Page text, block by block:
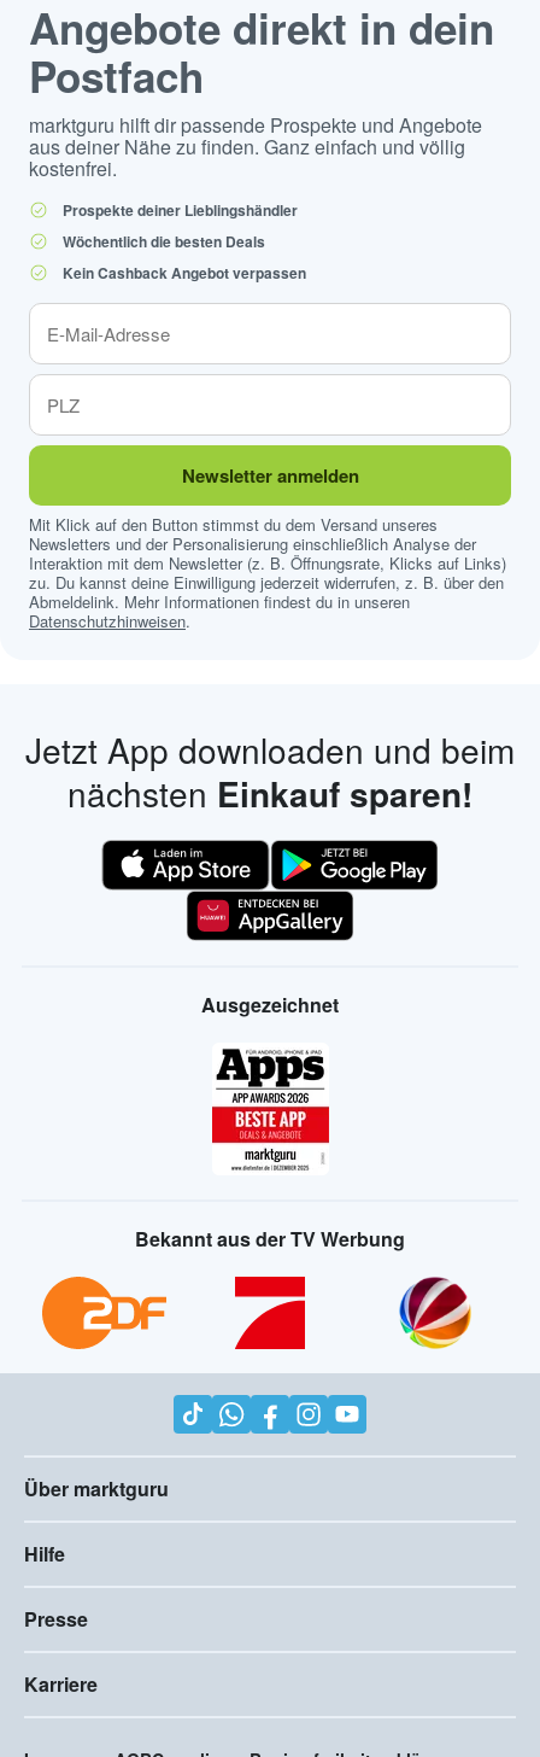
Angebote direkt in dein
Postfach
marktguru hilft dir passende Prospekte und Angebote
aus deiner Nähe zu finden. Ganz einfach und völlig
kostenfrei.
Prospekte deiner Lieblingshändler
Wöchentlich die besten Deals
Kein Cashback Angebot verpassen
Newsletter anmelden
Mit Klick auf den Button stimmst du dem Versand unseres
Newsletters und der Personalisierung einschließlich Analyse der
Interaktion mit dem Newsletter (z. B. Öffnungsrate, Klicks auf Links)
zu. Du kannst deine Einwilligung jederzeit widerrufen, z. B. über den
Abmeldelink. Mehr Informationen findest du in unseren
Datenschutzhinweisen.
Jetzt App downloaden und beim
nächsten Einkauf sparen!
Ausgezeichnet
Bekannt aus der TV Werbung
Über marktguru
Hilfe
Presse
Karriere